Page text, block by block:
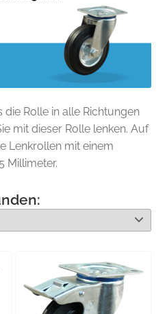
Rolle in alle Richtungen
mit dieser Rolle lenken. Auf
Lenkrollen mit einem
Millimeter.